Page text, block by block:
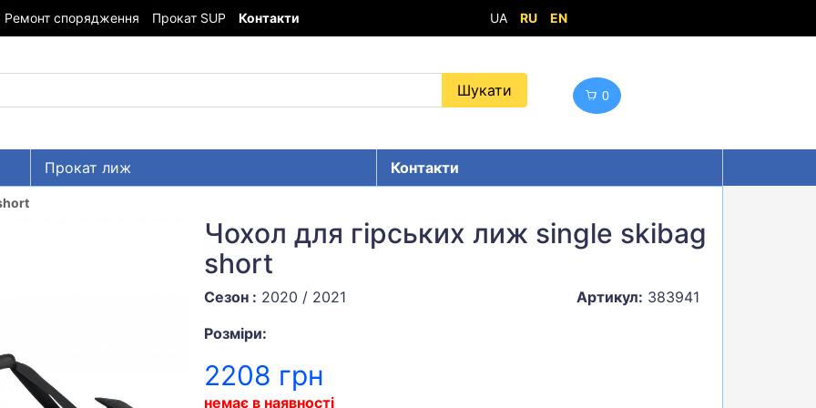
Ремонт спорядження Прокат SUP Контакти UA RU EN
0
Прокат лиж
Контакти
Чохол для гірських лиж single skibag
short
Сезон : 2020 / 2021 Артикул: 383941
Розміри:
2208 грн
немає в наявності